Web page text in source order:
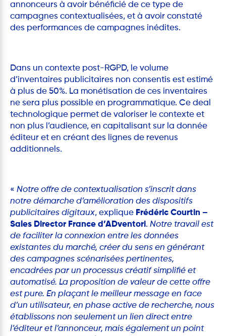
annonceurs à avoir bénéficié de ce type de
campagnes contextualisées, et à avoir constaté
des performances de campagnes inédites.
Dans un contexte post-RGPD, le volume
d’inventaires publicitaires non consentis est estimé
à plus de 50%. La monétisation de ces inventaires
ne sera plus possible en programmatique. Ce deal
technologique permet de valoriser le contexte et
non plus l’audience, en capitalisant sur la donnée
éditeur et en créant des lignes de revenus
additionnels.
« Notre offre de contextualisation s’inscrit dans
notre démarche d’amélioration des dispositifs
publicitaires digitaux, explique Frédéric Courtin –
Sales Director France d’ADventori. Notre travail est
de faciliter la connexion entre les données
existantes du marché, créer du sens en générant
des campagnes scénarisées pertinentes,
encadrées par un processus créatif simplifié et
automatisé. La proposition de valeur de cette offre
est pure. En plaçant le meilleur message en face
d’un utilisateur, en phase active de recherche, nous
établissons non seulement un lien direct entre
l’éditeur et l’annonceur, mais également un point